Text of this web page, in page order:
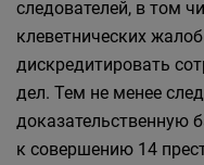
следователей, в том
клеветнических
дискредитировать
дел. Тем не менее
доказательственную
к совершению 14